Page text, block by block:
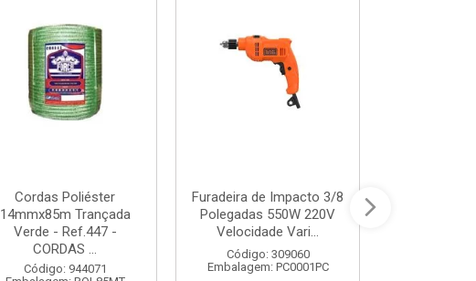
Cordas Poliéster
14mmx85m Trançada
Verde - Ref.447 -
CORDAS ...
Código: 944071
Furadeira de Impacto 3/8
Polegadas 550W 220V
Velocidade Vari...
Código: 309060
Embalagem: PC0001PC